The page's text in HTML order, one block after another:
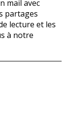
mail avec
partages
lecture et les
à notre